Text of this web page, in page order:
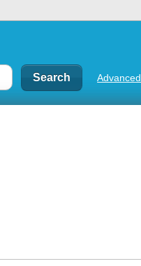
Advanced